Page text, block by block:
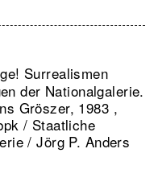
Surrealismen
der Nationalgalerie.
Gröszer, 1983 ,
/ Staatliche
/ Jörg P. Anders